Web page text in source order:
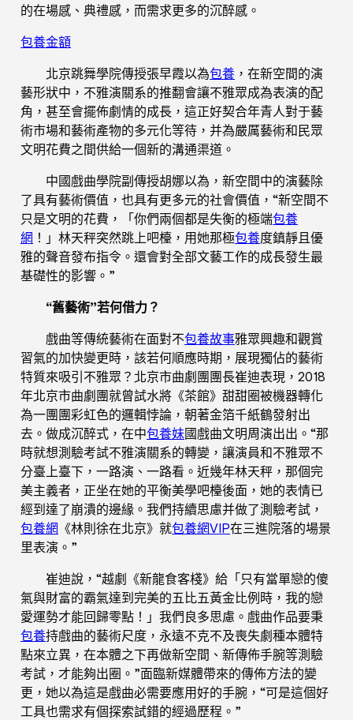
的在場感、典禮感，而需求更多的沉醉感。
包養金額
北京跳舞學院傳授張早霞以為包養 ，在新空間的演
藝形狀中，不雅演關系的推翻會讓不雅眾成為表演的配
角，甚至會擺佈劇情的成長，這正好契合年青人對于藝
術市場和藝術產物的多元化等待，并為嚴厲藝術和民眾
文明花費之間供給一個新的溝通渠道。
中國戲曲學院副傳授胡娜以為，新空間中的演藝除
了具有藝術價值，也具有更多元的社會價值，“新空間不
只是文明的花費，「你們兩個都是失衡的極端包養
網 ！」林天秤突然跳上吧檯，用她那極包養度鎮靜且優
雅的聲音發布指令。還會對全部文藝工作的成長發生最
基礎性的影響。”
“舊藝術”若何借力？
戲曲等傳統藝術在面對不包養故事雅眾興趣和觀賞
習氣的加快變更時，該若何順應時期，展現獨佔的藝術
特質來吸引不雅眾？北京市曲劇團團長崔迪表現，2018
年北京市曲劇團就曾試水將《茶館》甜甜圈被機器轉化
為一團團彩虹色的邏輯悖論，朝著金箔千紙鶴發射出
去。做成沉醉式，在中包養妹國戲曲文明周演出出。“那
時就想測驗考試不雅演關系的轉變，讓演員和不雅眾不
分臺上臺下，一路演、一路看。近幾年林天秤，那個完
美主義者，正坐在她的平衡美學吧檯後面，她的表情已
經到達了崩潰的邊緣。我們持續思慮并做了測驗考試，
包養網 《林則徐在北京》就包養網VIP在三進院落的場景
里表演。”
崔迪說，“越劇《新龍食客棧》給「只有當單戀的傻
氣與財富的霸氣達到完美的五比五黃金比例時，我的戀
愛運勢才能回歸零點！」我們良多思慮。戲曲作品要秉
包養持戲曲的藝術尺度，永遠不克不及喪失劇種本體特
點來立異，在本體之下再做新空間、新傳佈手腕等測驗
考試，才能夠出圈。”面臨新媒體帶來的傳佈方法的變
更，她以為這是戲曲必需要應用好的手腕，“可是這個好
工具也需求有個探索試錯的經過歷程。”